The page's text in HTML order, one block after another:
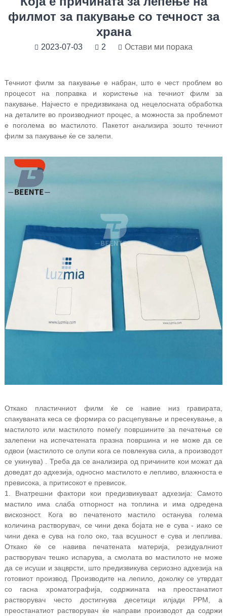
филмот за пакување со течност за
храна
2023-07-03 2 Остави ми порака
Течниот филм за пакување е набран, што е чест проблем во
процесот на поправка и користење на течниот филм за
пакување. Најчесто е предизвикана од нецелосната обработка
на деталите во производниот процес, а можноста за проблемот
е поголема во мастилото. Пакетот анализира зошто течниот
филм за пакување ќе се залепи.
Откако пластичниот филм ќе се навие низ гравирата,
спакуваната кеса се формира со расцепување и пресекување, а
мастилото или мастилото помеѓу површините за печатење се
залепени на испечатената празна површина и не може да се
одвои (мастилото се олупи кога се повлекува сила, а производот
се укинува) . Треба да се анализира од причините кои можат да
доведат до адхезија, односно мастилото е лепливо, влажноста е
превисока, а притисокот е превисок.
1. Внатрешни фактори кои предизвикуваат адхезија: Самото
мастило има слаба отпорност на топлина и има одредена
вискозност. Кога во печатеното мастило останува голема
количина растворувач, се чини дека бојата не е сува - иако се
чини дека е сува на голо око, таа всушност е сува и леплива.
Откако ќе се навива печатената материја, резидуалниот
растворувач тешко испарува, а смолата во мастилото не може
да се исуши и зацврсти, што предизвикува сериозно адхезија на
готовиот производ. Производите на лепило, доколку се утврдат
со гасна хроматографија, содржината на преостанатиот
растворувач често достигнува десетици илјади PPM, а
преостанатиот растворувач ќе направи производот да содржи